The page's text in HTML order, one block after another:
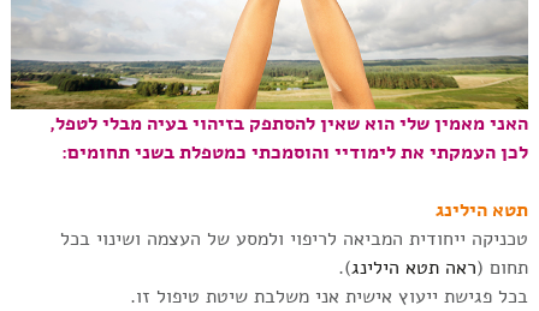
האני מאמין שלי הוא שאין להסתפק בזיהוי בעיה מבלי לטפל,
לכן העמקתי את לימודיי והוסמכתי כמטפלת בשני תחומים:
תטא הילינג
טכניקה ייחודית המביאה לריפוי ולמסע של העצמה ושינוי בכל
תחום (ראה תטא הילינג).
בכל פגישת ייעוץ אישית אני משלבת שיטת טיפול זו.